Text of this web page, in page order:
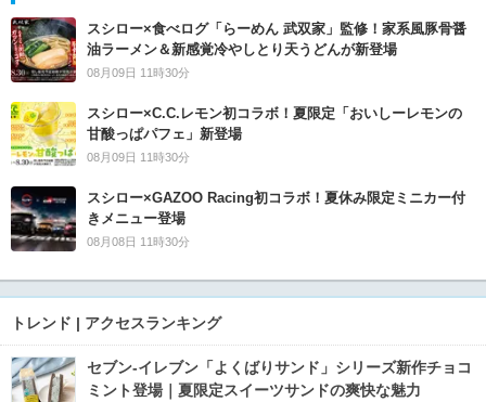
スシロー×食べログ「らーめん 武双家」監修！家系風豚骨醤
油ラーメン＆新感覚冷やしとり天うどんが新登場
08月09日 11時30分
スシロー×C.C.レモン初コラボ！夏限定「おいしーレモンの
甘酸っぱパフェ」新登場
08月09日 11時30分
スシロー×GAZOO Racing初コラボ！夏休み限定ミニカー付
きメニュー登場
08月08日 11時30分
トレンド | アクセスランキング
セブン‐イレブン「よくばりサンド」シリーズ新作チョコ
ミント登場｜夏限定スイーツサンドの爽快な魅力